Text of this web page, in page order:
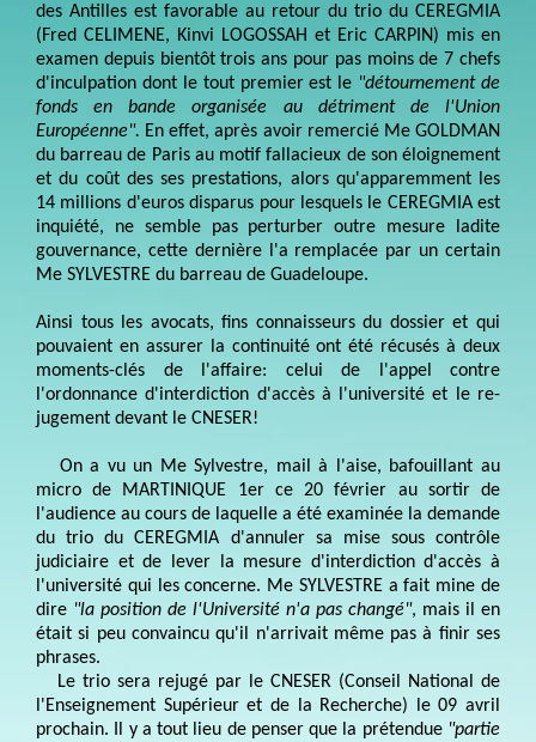
des Antilles est favorable au retour du trio du CEREGMIA
(Fred CELIMENE, Kinvi LOGOSSAH et Eric CARPIN) mis en
examen depuis bientôt trois ans pour pas moins de 7 chefs
d'inculpation dont le tout premier est le "détournement de
fonds en bande organisée au détriment de l'Union
Européenne". En effet, après avoir remercié Me GOLDMAN
du barreau de Paris au motif fallacieux de son éloignement
et du coût des ses prestations, alors qu'apparemment les
14 millions d'euros disparus pour lesquels le CEREGMIA est
inquiété, ne semble pas perturber outre mesure ladite
gouvernance, cette dernière l'a remplacée par un certain
Me SYLVESTRE du barreau de Guadeloupe.
Ainsi tous les avocats, fins connaisseurs du dossier et qui
pouvaient en assurer la continuité ont été récusés à deux
moments-clés de l'affaire: celui de l'appel contre
l'ordonnance d'interdiction d'accès à l'université et le re-
jugement devant le CNESER!
On a vu un Me Sylvestre, mail à l'aise, bafouillant au
micro de MARTINIQUE 1er ce 20 février au sortir de
l'audience au cours de laquelle a été examinée la demande
du trio du CEREGMIA d'annuler sa mise sous contrôle
judiciaire et de lever la mesure d'interdiction d'accès à
l'université qui les concerne. Me SYLVESTRE a fait mine de
dire "la position de l'Université n'a pas changé", mais il en
était si peu convaincu qu'il n'arrivait même pas à finir ses
phrases.
Le trio sera rejugé par le CNESER (Conseil National de
l'Enseignement Supérieur et de la Recherche) le 09 avril
prochain. Il y a tout lieu de penser que la prétendue "partie